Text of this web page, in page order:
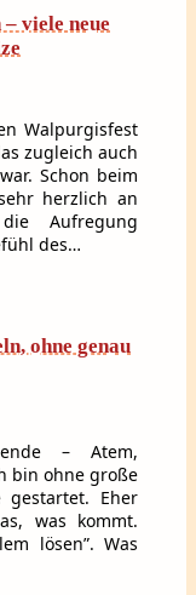
viele neue
Walpurgisfest
zugleich auch
Schon beim
herzlich an
Aufregung
des…
ohne genau
– Atem,
bin ohne große
gestartet. Eher
was kommt.
lösen”. Was